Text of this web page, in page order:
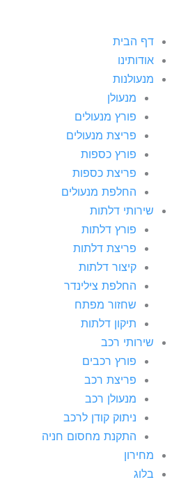
דף הבית
אודותינו
מנעולנות
מנעולן
פורץ מנעולים
פריצת מנעולים
פורץ כספות
פריצת כספות
החלפת מנעולים
שירותי דלתות
פורץ דלתות
פריצת דלתות
קיצור דלתות
החלפת צילינדר
שחזור מפתח
תיקון דלתות
שירותי רכב
פורץ רכבים
פריצת רכב
מנעולן רכב
ניתוק קודן לרכב
התקנת מחסום חניה
מחירון
בלוג